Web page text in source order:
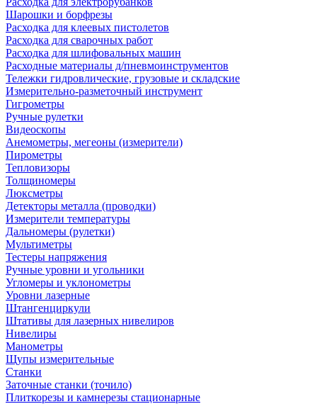
Шарошки и борфрезы
Расходка для клеевых пистолетов
Расходка для сварочных работ
Расходка для шлифовальных машин
Расходные материалы д/пневмоинструментов
Тележки гидровлические, грузовые и складские
Измерительно-разметочный инструмент
Гигрометры
Ручные рулетки
Видеоскопы
Анемометры, мегеоны (измерители)
Пирометры
Тепловизоры
Толщиномеры
Люксметры
Детекторы металла (проводки)
Измерители температуры
Дальномеры (рулетки)
Мультиметры
Тестеры напряжения
Ручные уровни и угольники
Угломеры и уклонометры
Уровни лазерные
Штангенциркули
Штативы для лазерных нивелиров
Нивелиры
Манометры
Щупы измерительные
Станки
Заточные станки (точило)
Плиткорезы и камнерезы стационарные